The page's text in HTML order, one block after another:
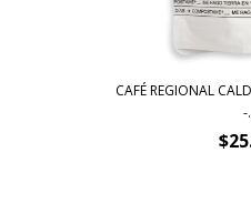
CAFÉ REGIONAL
-